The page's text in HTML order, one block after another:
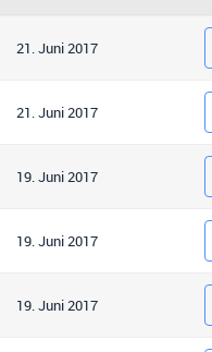
21. Juni 2017
21. Juni 2017
19. Juni 2017
19. Juni 2017
19. Juni 2017